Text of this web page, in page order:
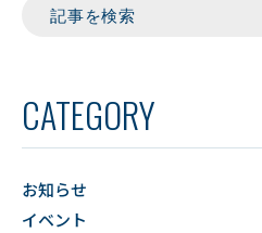
CATEGORY
お知らせ
イベント